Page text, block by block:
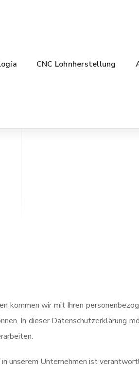
CNC Lohnherstellung
kommen wir mit Ihren
In dieser Datenschutzerklärung
unserem Unternehmen ist